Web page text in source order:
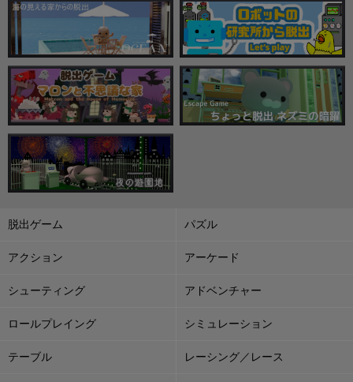
脱出ゲーム パズル
アクション アーケード
シューティング アドベンチャー
ロールプレイング シミュレーション
テーブル レーシング／レース